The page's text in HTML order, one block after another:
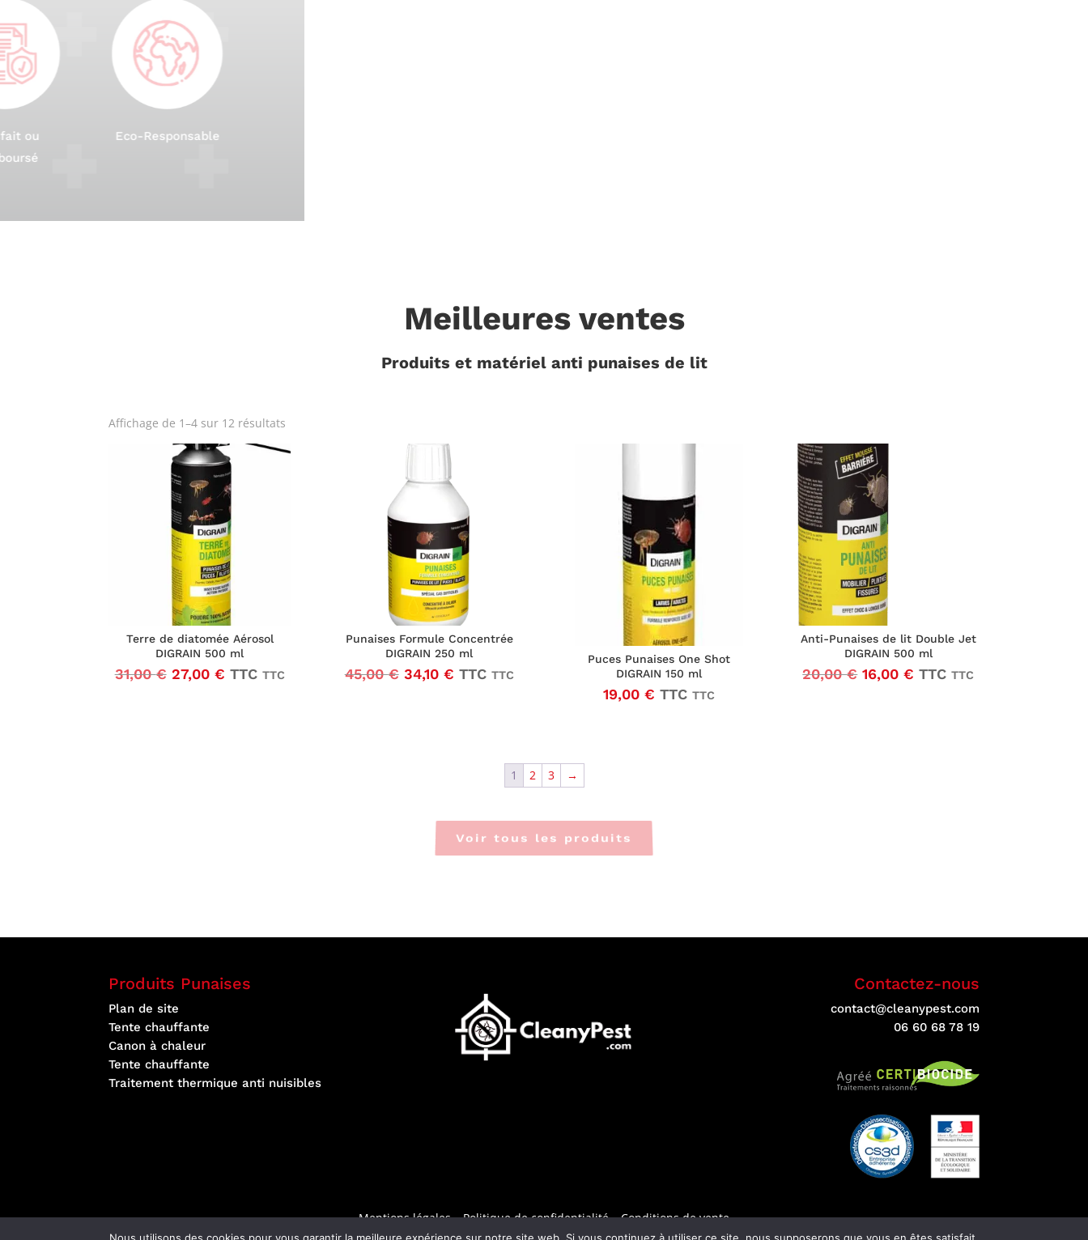
Produits testés
Meilleures ventes
Produits et matériel anti punaises de lit
Affichage de 1–4 sur 12 résultats
popularité
Terre de diatomée Aérosol
DIGRAIN 500 ml
31,00€ Le
27,00 €Le
TTC TTC
Punaises Formule Concentrée
DIGRAIN 250 ml
45,00€ Le
34,10 €Le
TTC TTC
Puces Punaises One Shot
DIGRAIN 150 ml
19,00 € TTC TTC
Anti-Punaises de lit Double Jet
DIGRAIN 500 ml
20,00€ Le
16,00€ Le
TTC TTC
1 2 3 →
Voir tous les produits
Produits Punaises
Plan de site
Tente chauffante
Canon à chaleur
Tente chauffante
Traitement thermique anti nuisibles
Contactez-nous
contact@cleanypest.com
06 60 68 78 19
Mentions légales–Politique de confidentialité–Conditions de vente